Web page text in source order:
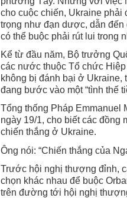
cho cuộc chiến, Ukraine phải
trọng như đạn dược, dẫn
có thể buộc phải rút lui trong
Kể từ đầu năm, Bộ trưởng
các nước thuộc Tổ chức
không bị đánh bại ở Ukraine,
đang bước vào một “tình thế
Tổng thống Pháp Emmanuel
ngày 19/1, cho biết các đồng
chiến thắng ở Ukraine.
Ông nói: “Chiến thắng của
Trước hội nghị thượng đỉnh,
chọn khác nhau để buộc
trên đường tới hội nghị